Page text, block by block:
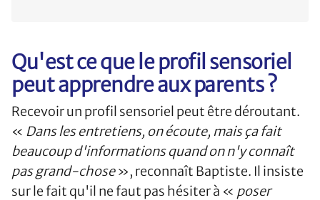
Qu'est ce que le profil sensoriel
peut apprendre aux parents ?
Recevoir un profil sensoriel peut être déroutant.
« Dans les entretiens, on écoute, mais ça fait
beaucoup d'informations quand on n'y connaît
pas grand-chose», reconnaît Baptiste. Il insiste
sur le fait qu'il ne faut pas hésiter à « poser